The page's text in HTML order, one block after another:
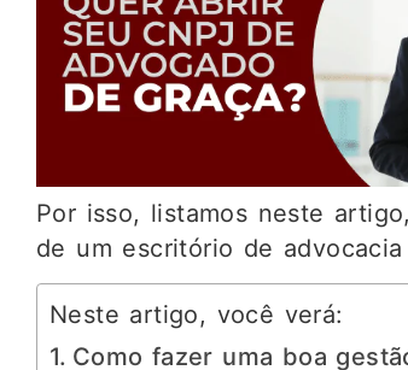
Por isso, listamos neste
de um escritório de
Neste artigo, você verá:
Como fazer uma boa